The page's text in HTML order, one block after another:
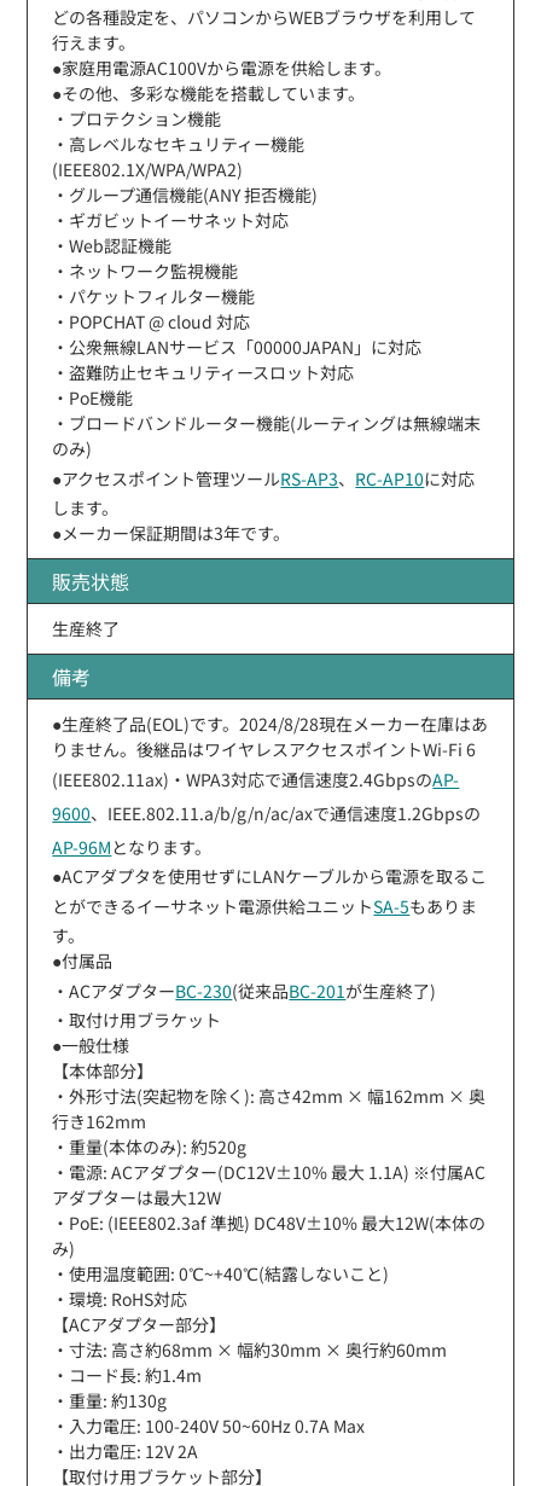
どの各種設定を、パソコンからWEBブラウザを利用して
行えます。
●家庭用電源AC100Vから電源を供給します。
●その他、多彩な機能を搭載しています。
・プロテクション機能
・高レベルなセキュリティー機能
(IEEE802.1X/WPA/WPA2)
・グループ通信機能(ANY 拒否機能)
・ギガビットイーサネット対応
・Web認証機能
・ネットワーク監視機能
・パケットフィルター機能
・POPCHAT @ cloud 対応
・公衆無線LANサービス「00000JAPAN」に対応
・盗難防止セキュリティースロット対応
・PoE機能
・ブロードバンドルーター機能(ルーティングは無線端末
のみ)
●アクセスポイント管理ツールRS-AP3、 RC-AP10に対応
します。
●メーカー保証期間は3年です。
販売状態
生産終了
備考
●生産終了品(EOL)です。2024/8/28現在メーカー在庫はあ
りません。後継品はワイヤレスアクセスポイントWi-Fi 6
(IEEE802.11ax)・WPA3対応で通信速度2.4GbpsのAP-
9600、IEEE.802.11.a/b/g/n/ac/axで通信速度1.2Gbpsの
AP-96Mとなります。
●ACアダプタを使用せずにLANケーブルから電源を取るこ
とができるイーサネット電源供給ユニットSA-5もありま
す。
●付属品
・ACアダプターBC-230(従来品BC-201 が生産終了)
・取付け用ブラケット
●一般仕様
【本体部分】
・外形寸法(突起物を除く): 高さ42mm × 幅162mm × 奥
行き162mm
・重量(本体のみ): 約520g
・電源: ACアダプター(DC12V±10% 最大 1.1A) ※付属AC
アダプターは最大12W
・PoE: (IEEE802.3af 準拠) DC48V±10% 最大12W(本体の
み)
・使用温度範囲: 0℃~+40℃(結露しないこと)
・環境: RoHS対応
【ACアダプター部分】
・寸法: 高さ約68mm × 幅約30mm × 奥行約60mm
・コード長: 約1.4m
・重量: 約130g
・入力電圧: 100-240V 50~60Hz 0.7A Max
・出力電圧: 12V 2A
【取付け用ブラケット部分】